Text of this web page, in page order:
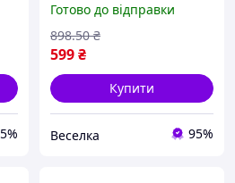
відпочинку з сонячною
панеллю
водонепроникний. SPICY
Готово до відправки
599₴
898.50 ₴
Купити
Веселка 95%